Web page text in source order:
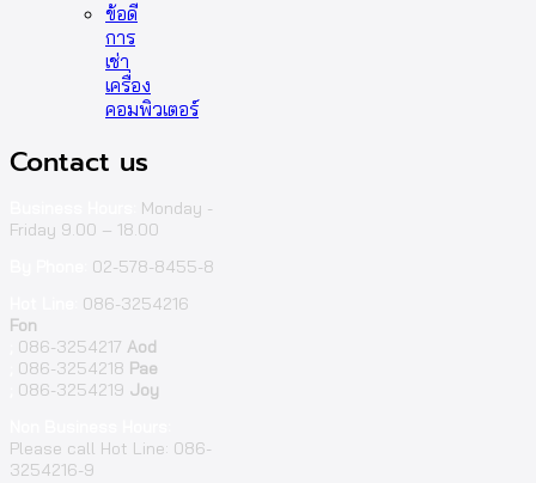
ข้อดี
การ
เช่า
เครื่อง
คอมพิวเตอร์
Contact us
Monday -
Friday 9.00 – 18.00
02-578-8455-8
086-3254216
Fon
086-3254217 Aod
086-3254218 Pae
086-3254219 Joy
Please call Hot Line: 086-
3254216-9